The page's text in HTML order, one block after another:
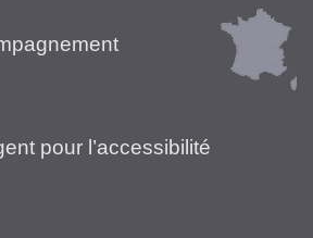
pour l’accessibilité